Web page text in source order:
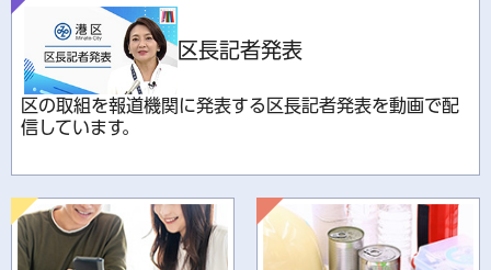
区長記者発表
区の取組を報道機関に発表する区長記者発表を動画で配
信しています。